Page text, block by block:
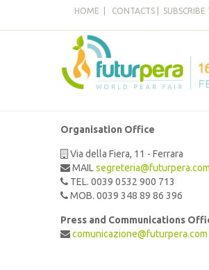
HOME CONTACTS
Organisation Office
Via della Fiera, 11 - Ferrara
MAILsegreteria@futurpera.com
TEL. 0039 0532 900 713
MOB. 0039 348 89 86 396
Press and Communications
comunicazione@futurpera.com